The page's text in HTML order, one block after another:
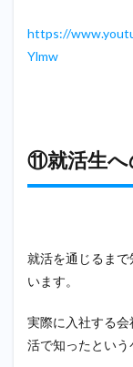
https://
Ylmw
⑪就活生へ
就活を通じるま
います。
実際に入社する
活で知ったという